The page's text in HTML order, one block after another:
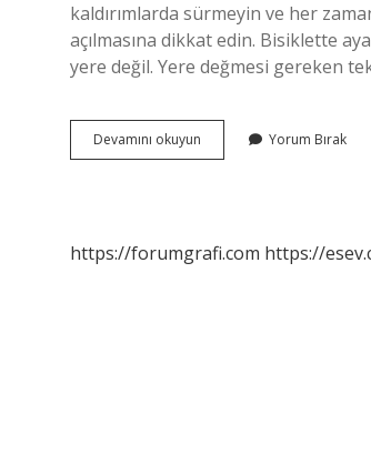
kaldırımlarda sürmeyin ve her
açılmasına dikkat edin. Bisiklette
yere değil. Yere değmesi gereken
Devamını okuyun
Hangi
Yorum Bırak
https://forumgrafi.com https://